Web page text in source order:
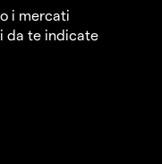
i mercati
da te indicate